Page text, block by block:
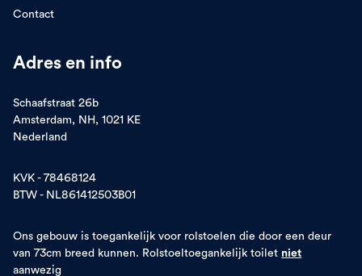
Contact
Adres en info
Schaafstraat 26b
Amsterdam, NH, 1021 KE
Nederland
KVK - 78468124
BTW - NL861412503B01
Ons gebouw is toegankelijk voor rolstoelen die door een deur
van 73cm breed kunnen. Rolstoeltoegankelijk toilet niet
aanwezig